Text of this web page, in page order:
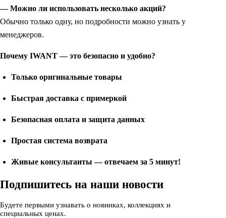
— Можно ли использовать несколько акций?
Обычно только одну, но подробности можно узнать у
менеджеров.
Почему IWANT — это безопасно и удобно?
Только оригинальные товары
Быстрая доставка с примеркой
Безопасная оплата и защита данных
Простая система возврата
Живые консультанты — отвечаем за 5 минут!
Подпишитесь на наши новости
Будете первыми узнавать о новинках, коллекциях и
специальных ценах.